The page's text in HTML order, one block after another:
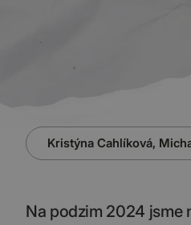
Kristýna Cahlíková,
Na podzim 2024 jsme